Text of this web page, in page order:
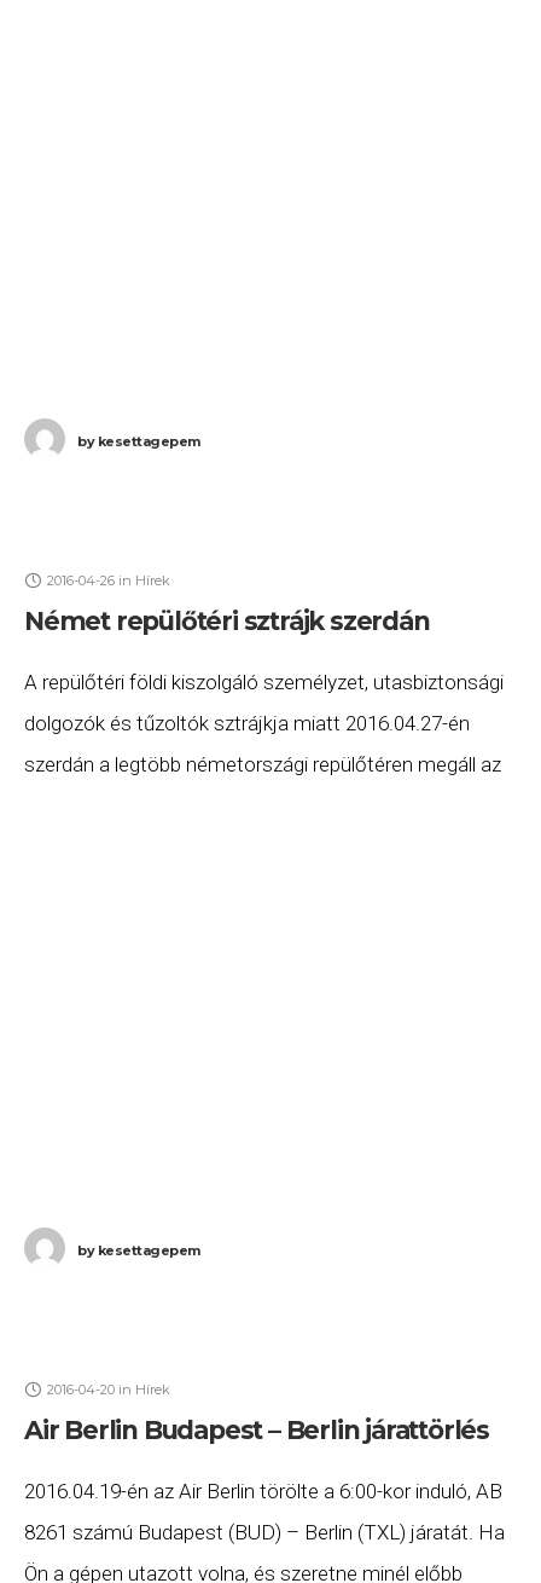
bykesettagepem
2016-04-26 in Hírek
Német repülőtéri sztrájk szerdán
A repülőtéri földi kiszolgáló személyzet, utasbiztonsági
dolgozók és tűzoltók sztrájkja miatt 2016.04.27-én
szerdán a legtöbb németországi repülőtéren megáll az
bykesettagepem
2016-04-20 in Hírek
Air Berlin Budapest – Berlin járattörlés
2016.04.19-én az Air Berlin törölte a 6:00-kor induló, AB
8261 számú Budapest (BUD) – Berlin (TXL) járatát. Ha
Ön a gépen utazott volna, és szeretne minél előbb